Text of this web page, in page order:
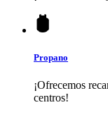
Propano
¡Ofrecemos
centros!